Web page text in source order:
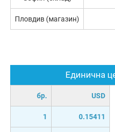
Единична
бр. USD
1 0.15411
Пловдив (магазин)